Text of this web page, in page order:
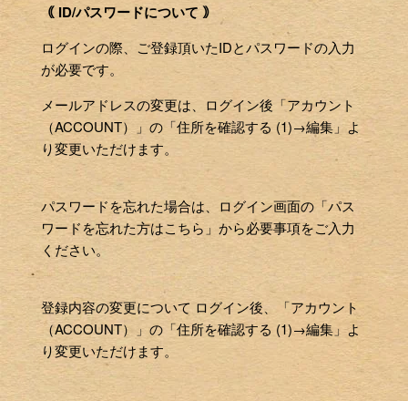
｟ ID/パスワードについて ｠
ログインの際、ご登録頂いたIDとパスワードの入力
が必要です。
メールアドレスの変更は、ログイン後「アカウント
（ACCOUNT）」の「住所を確認する (1)→編集」よ
り変更いただけます。
パスワードを忘れた場合は、ログイン画面の「パス
ワードを忘れた方はこちら」から必要事項をご入力
ください。
登録内容の変更について ログイン後、「アカウント
（ACCOUNT）」の「住所を確認する (1)→編集」よ
り変更いただけます。